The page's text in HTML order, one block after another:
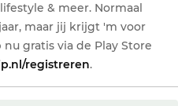
& meer. Normaal
maar jij krijgt 'm voor
gratis via de Play Store
registreren.